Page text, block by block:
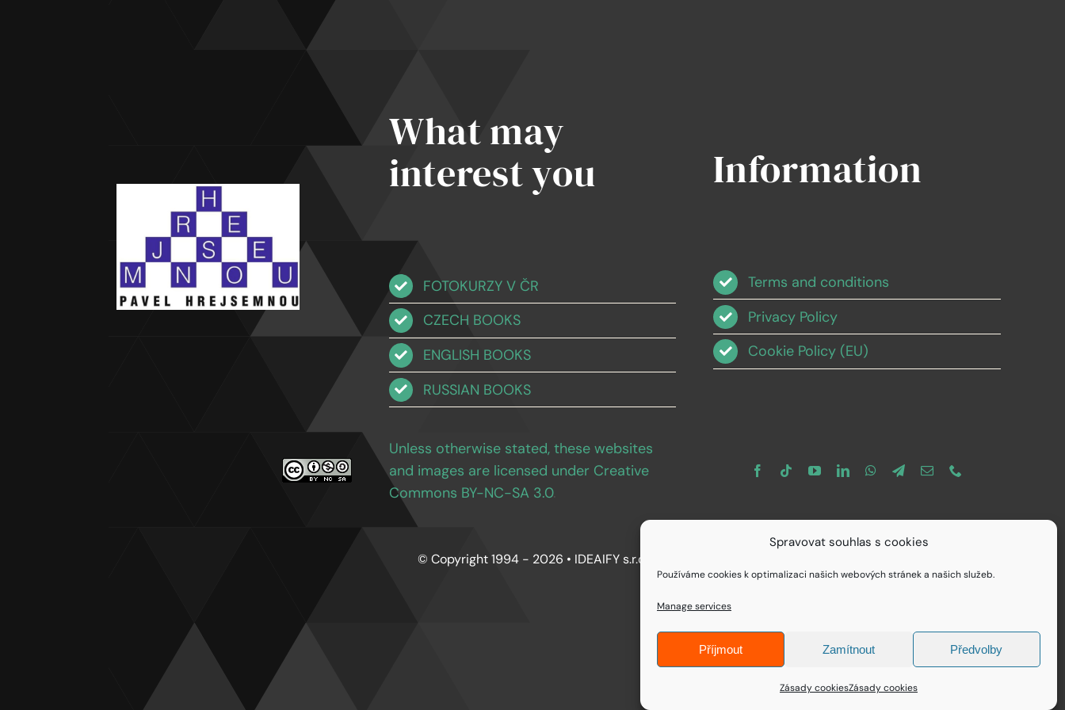
Spravovat souhlas s cookies
Používáme cookies k optimalizaci našich webových stránek a našich služeb.
Manage services
Příjmout Zamítnout Předvolby
Zásady cookiesZásady cookies
What may
interest you
FOTOKURZY V ČR
CZECH BOOKS
ENGLISH BOOKS
RUSSIAN BOOKS
Information
Terms and conditions
Privacy Policy
Cookie Policy (EU)
Unless otherwise stated, these websites
and images are licensed under Creative
Commons BY-NC-SA 3.0.
© Copyright 1994 - 2026 • IDEAIFY s.r.o.